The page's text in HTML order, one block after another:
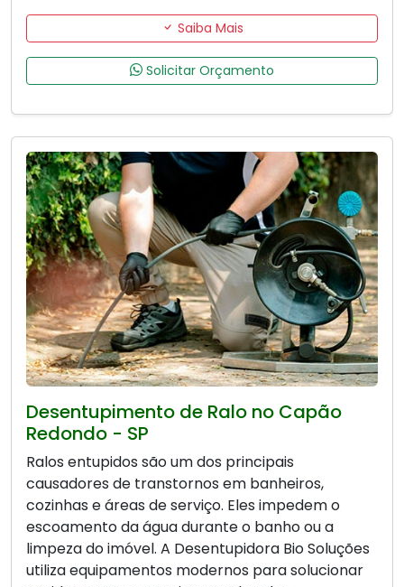
Saiba Mais
Solicitar Orçamento
Desentupimento de Ralo no Capão
Redondo - SP
Ralos entupidos são um dos principais
causadores de transtornos em banheiros,
cozinhas e áreas de serviço. Eles impedem o
escoamento da água durante o banho ou a
limpeza do imóvel. A Desentupidora Bio Soluções
utiliza equipamentos modernos para solucionar